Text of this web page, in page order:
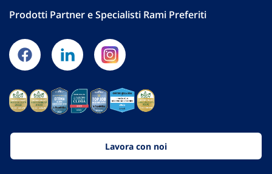
Prodotti Partner e Specialisti Rami Preferiti
Lavora con noi